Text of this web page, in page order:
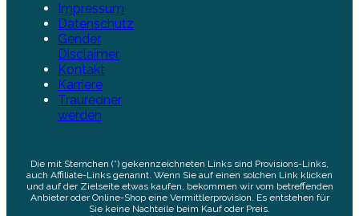
Impressum
Datenschutz
Gender
Disclaimer
Kontakt
Karriere
Trauredner
werden
Die mit Sternchen (*) gekennzeichneten Links sind Provisions-Links,
auch Affiliate-Links genannt. Wenn Sie auf einen solchen Link klicken
und auf der Zielseite etwas kaufen, bekommen wir vom betreffenden
Anbieter oder Online-Shop eine Vermittlerprovision. Es entstehen für
Sie keine Nachteile beim Kauf oder Preis.